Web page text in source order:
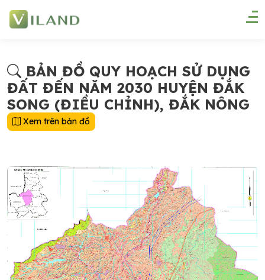
BẢN ĐỒ QUY HOẠCH SỬ DỤNG
ĐẤT ĐẾN NĂM 2030 HUYỆN ĐẮK
SONG (ĐIỀU CHỈNH), ĐẮK NÔNG
Xem trên bản đồ